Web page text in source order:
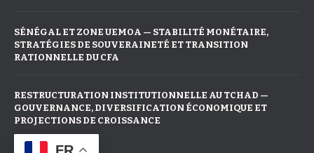
SÉNÉGAL ET ZONE UEMOA — STABILITÉ MONÉTAIRE,
STRATÉGIES DE SOUVERAINETÉ ET TRANSITION
RATIONNELLE DU CFA
RESTRUCTURATION INSTITUTIONNELLE AU TCHAD —
GOUVERNANCE, DIVERSIFICATION ÉCONOMIQUE ET
PROJECTIONS DE CROISSANCE